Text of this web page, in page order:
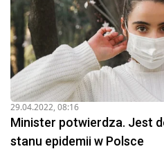
29.04.2022, 08:16
Minister potwierdza. Jest
stanu epidemii w Polsce